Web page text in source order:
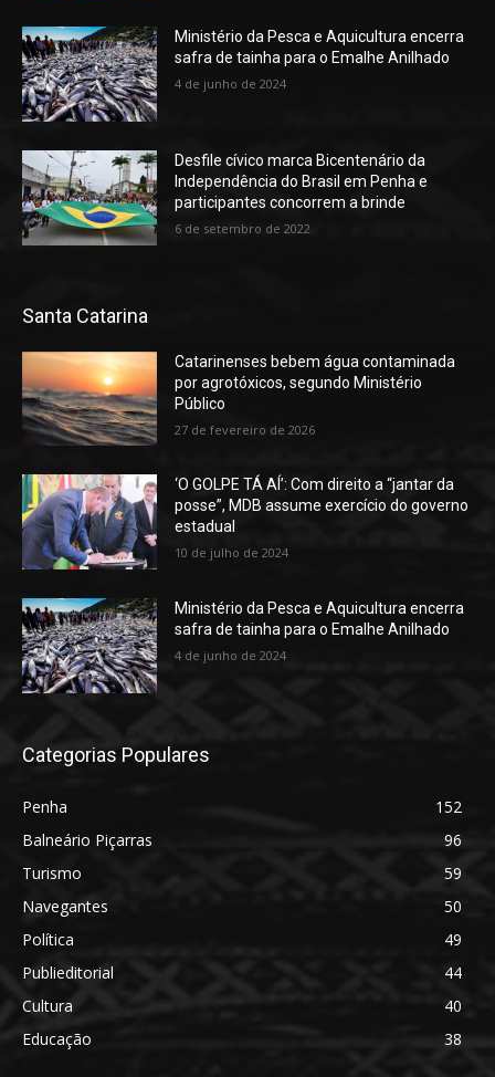
Ministério da Pesca e Aquicultura encerra
safra de tainha para o Emalhe Anilhado
4 de junho de 2024
Desfile cívico marca Bicentenário da
Independência do Brasil em Penha e
participantes concorrem a brinde
6 de setembro de 2022
Santa Catarina
Catarinenses bebem água contaminada
por agrotóxicos, segundo Ministério
Público
27 de fevereiro de 2026
‘O GOLPE TÁ AÍ’: Com direito a “jantar da
posse”, MDB assume exercício do governo
estadual
10 de julho de 2024
Ministério da Pesca e Aquicultura encerra
safra de tainha para o Emalhe Anilhado
4 de junho de 2024
Categorias Populares
Penha
152
Balneário Piçarras
96
Turismo
59
Navegantes
50
Política
49
Publieditorial
44
Cultura
40
Educação
38